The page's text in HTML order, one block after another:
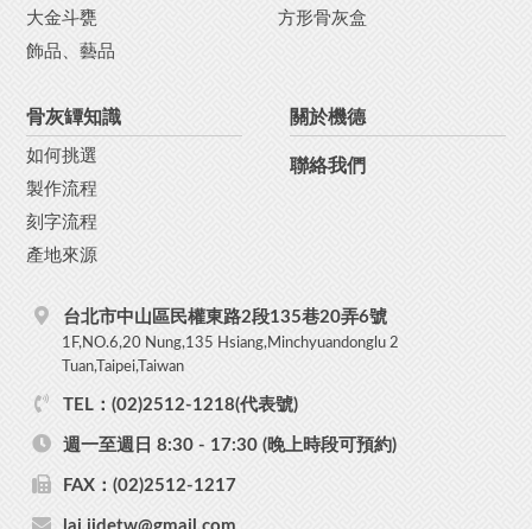
台北市中山區民權東路2段135巷20弄6號
1F,NO.6,20 Nung,135 Hsiang,Minchyuandonglu 2
Tuan,Taipei,Taiwan
TEL：(02)2512-1218(代表號)
週一至週日 8:30 - 17:30 (晚上時段可預約)
FAX：(02)2512-1217
大金斗甕
方形骨灰盒
飾品、藝品
骨灰罈知識
如何挑選
製作流程
刻字流程
產地來源
關於機德
聯絡我們